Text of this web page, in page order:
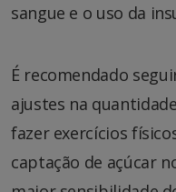
sangue e o uso da
É recomendado
ajustes na
fazer exercícios
captação de açúcar